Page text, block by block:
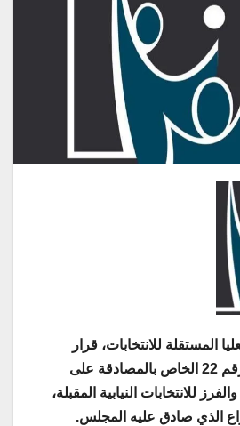
المستقلة للانتخابات، قرار
مجلس المفوضين رقم 22 الخاص بالمصادقة على
للانتخابات النيابية المقبلة،
الذي صادق عليه المجلس.